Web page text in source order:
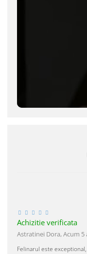
Achizitie verificata
Astratinei Dora,Acum 5
Felinarul este